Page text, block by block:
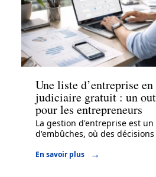
Entreprise
Une liste d’entreprise
judiciaire gratuit : un
pour les entrepreneurs
La gestion d'entreprise est
d'embûches, où des
En savoir plus